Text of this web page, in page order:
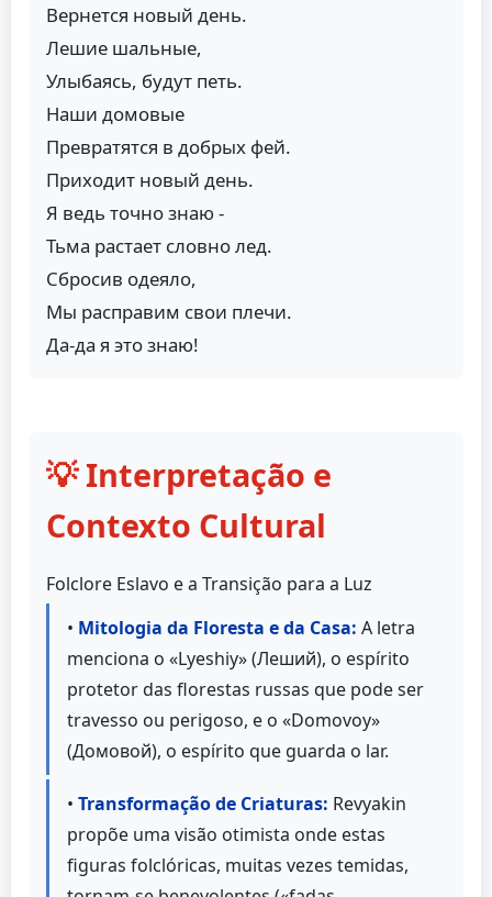
Вернется новый день.
Лешие шальные,
Улыбаясь, будут петь.
Наши домовые
Превратятся в добрых фей.
Приходит новый день.
Я ведь точно знаю -
Тьма растает словно лед.
Сбросив одеяло,
Мы расправим свои плечи.
Да-да я это знаю!
💡 Interpretação e
Contexto Cultural
Folclore Eslavo e a Transição para a Luz
• Mitologia da Floresta e da Casa: A letra
menciona o «Lyeshiy» (Леший), o espírito
protetor das florestas russas que pode ser
travesso ou perigoso, e o «Domovoy»
(Домовой), o espírito que guarda o lar.
• Transformação de Criaturas: Revyakin
propõe uma visão otimista onde estas
figuras folclóricas, muitas vezes temidas,